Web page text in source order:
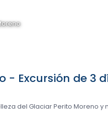
- Excursión de 3
del Glaciar Perito Moreno